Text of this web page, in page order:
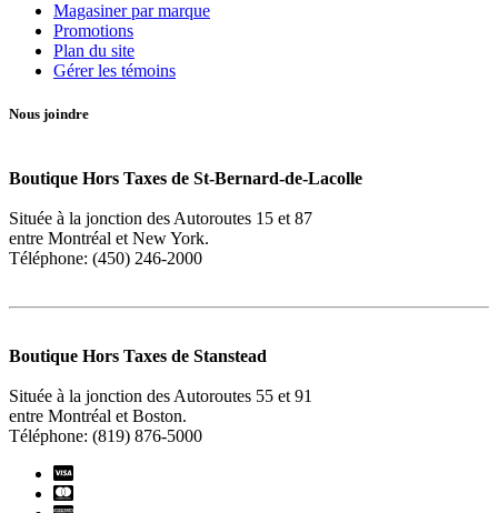
Magasiner par marque
Promotions
Plan du site
Gérer les témoins
Nous joindre
Boutique Hors Taxes de St-Bernard-de-Lacolle
Située à la jonction des Autoroutes 15 et 87
entre Montréal et New York.
Téléphone: (450) 246-2000
Boutique Hors Taxes de Stanstead
Située à la jonction des Autoroutes 55 et 91
entre Montréal et Boston.
Téléphone: (819) 876-5000